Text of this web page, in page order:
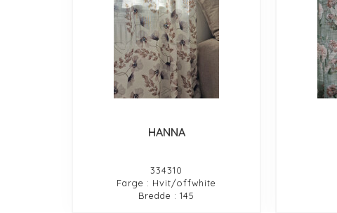
HANNA
334310
Farge : Hvit/offwhite
Bredde : 145